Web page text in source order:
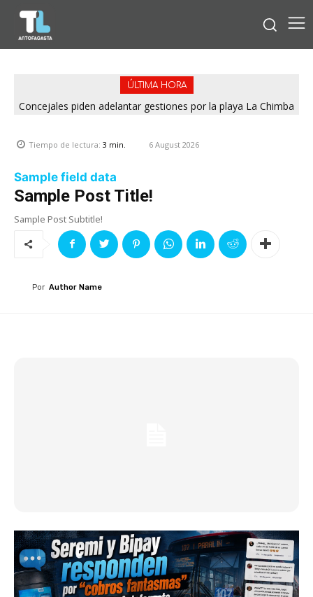
ÚLTIMA HORA
Concejales piden adelantar gestiones por la playa La Chimba
Tiempo de lectura: 3 min. 6 August 2026
Sample field data
Sample Post Title!
Sample Post Subtitle!
Por Author Name